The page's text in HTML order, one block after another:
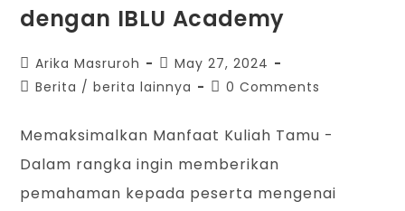
dengan IBLU Academy
Arika Masruroh
May 27, 2024
Berita / berita lainnya 0 Comments
Memaksimalkan Manfaat Kuliah Tamu -
Dalam rangka ingin memberikan
pemahaman kepada peserta mengenai